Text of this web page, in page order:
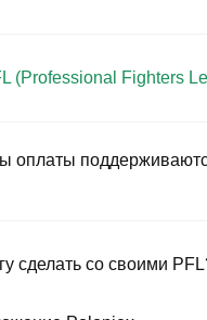
предоставляют
Например, Poloniex
Professional Fighters
запись и пройдите
(Professional Fighters
Fighters
оплаты
карты (такие как
для покупки USDT у
сделать со своими